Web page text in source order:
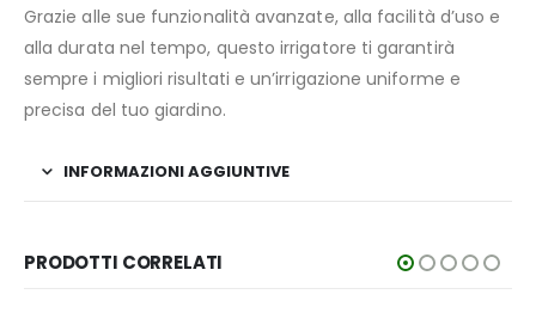
Grazie alle sue funzionalità avanzate, alla facilità d’uso e
alla durata nel tempo, questo irrigatore ti garantirà
sempre i migliori risultati e un’irrigazione uniforme e
precisa del tuo giardino.
INFORMAZIONI AGGIUNTIVE
PRODOTTI CORRELATI